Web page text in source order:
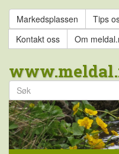
Markedsplassen Tips
Kontakt oss
Om